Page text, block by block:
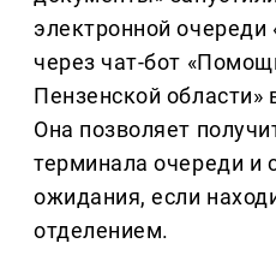
электронной очереди
через чат-бот
Пензенской
Она позволяет
терминала очереди и
ожидания, если
отделением.